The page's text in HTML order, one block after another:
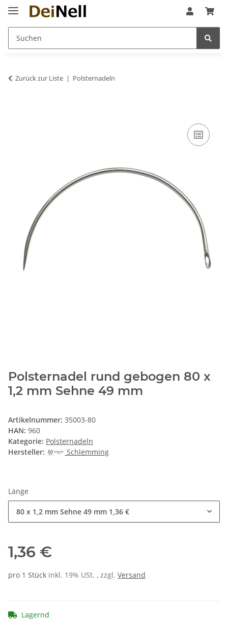
Zurück zur Liste Polsternadeln
Polsternadel rund gebogen 80 x
1,2 mm Sehne 49 mm
Artikelnummer: 35003-80
HAN: 960
Kategorie: Polsternadeln
Hersteller:
Schlemming
Länge
80 x 1,2 mm Sehne 49 mm 1,36 €
1,36 €
pro 1 Stück inkl. 19% USt. , zzgl. Versand
Lagernd